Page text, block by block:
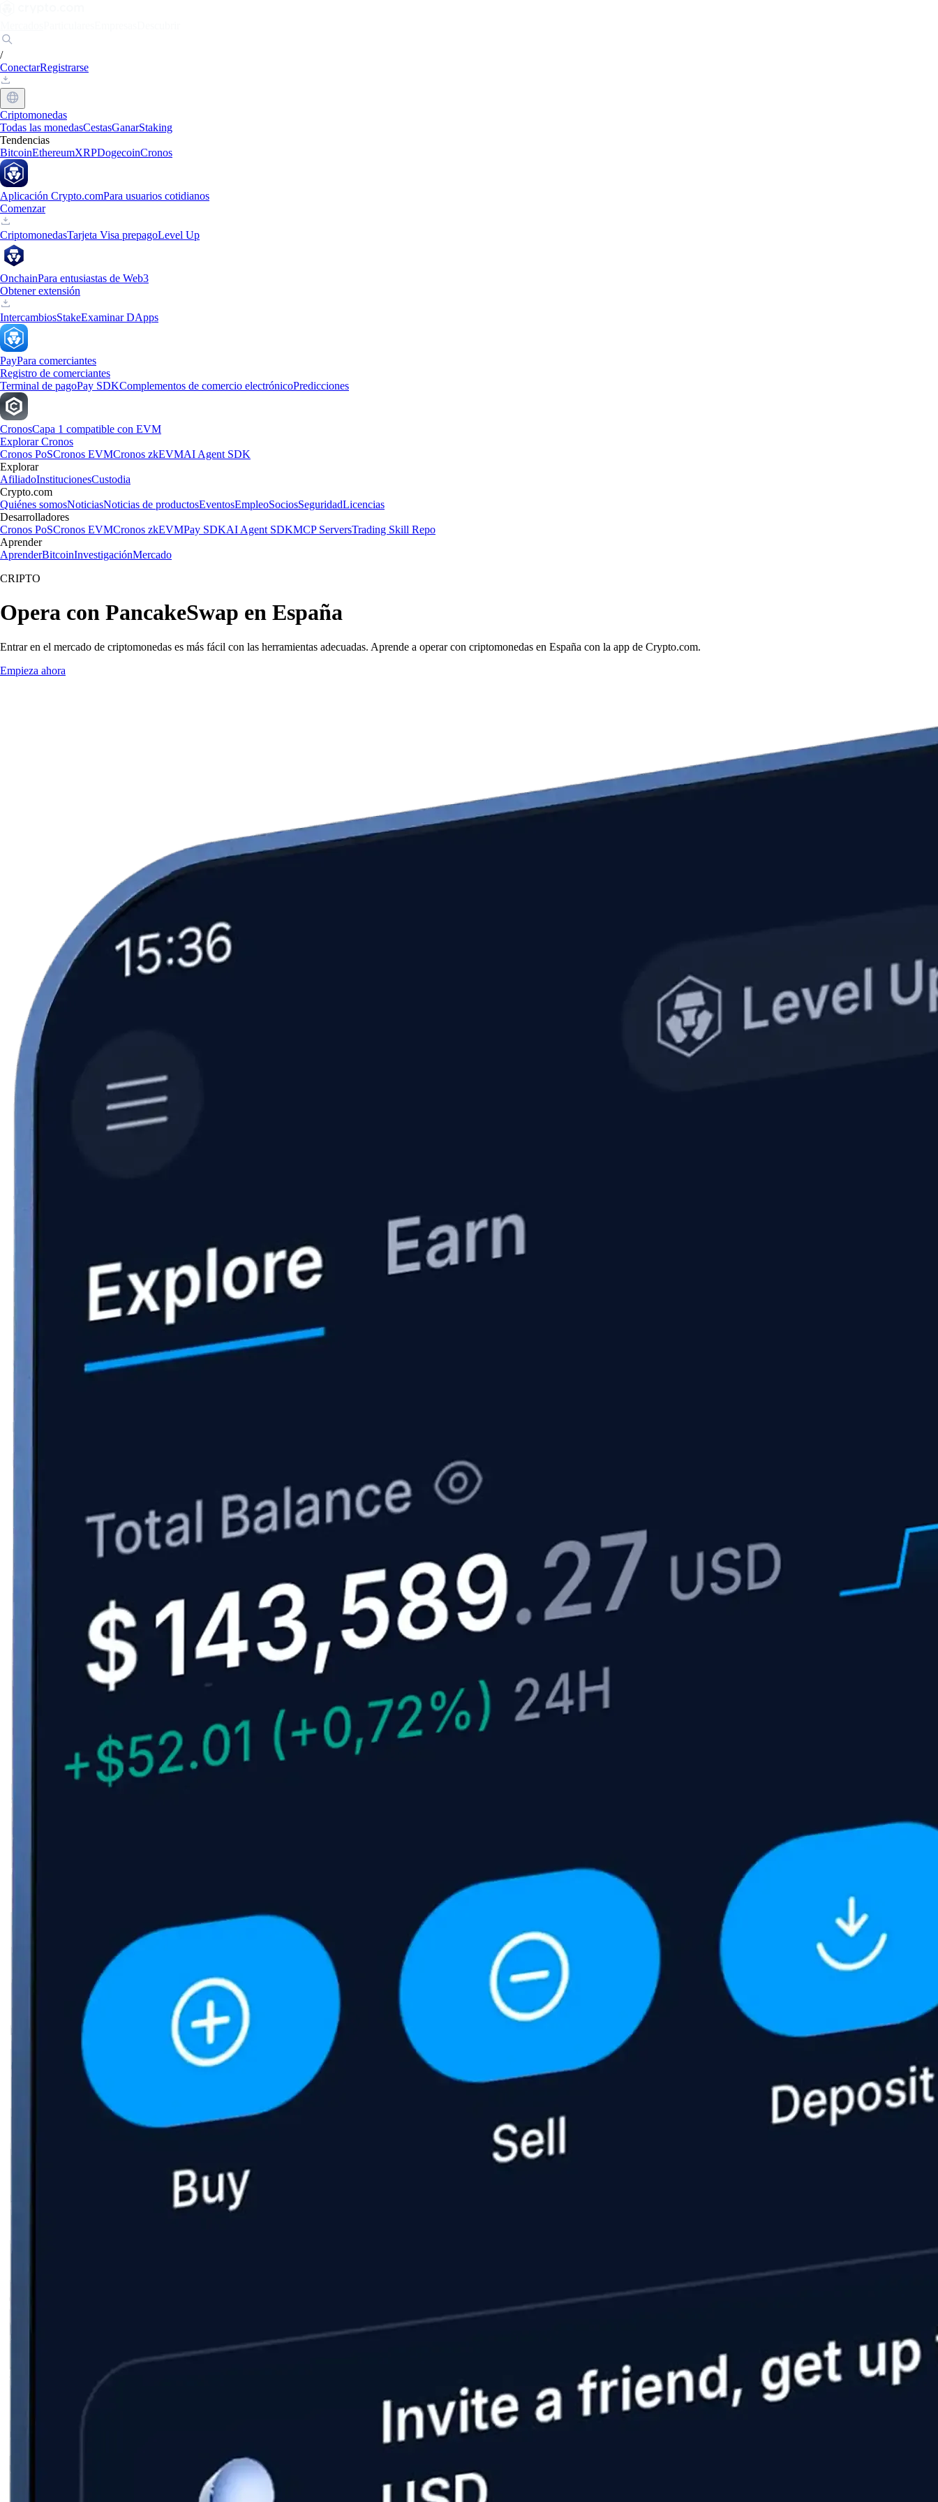
/
ConectarRegistrarse
Criptomonedas
Todas las monedasCestasGanarStaking
Tendencias
BitcoinEthereumXRPDogecoinCronos
Aplicación Crypto.comPara usuarios cotidianos
Comenzar
CriptomonedasTarjeta Visa prepagoLevel Up
OnchainPara entusiastas de Web3
Obtener extensión
IntercambiosStakeExaminar DApps
PayPara comerciantes
Registro de comerciantes
Terminal de pagoPay SDKComplementos de comercio electrónicoPredicciones
CronosCapa 1 compatible con EVM
Explorar Cronos
Cronos PoSCronos EVMCronos zkEVMAI Agent SDK
Explorar
AfiliadoInstitucionesCustodia
Crypto.com
Quiénes somosNoticiasNoticias de productosEventosEmpleoSociosSeguridadLicencias
Desarrolladores
Cronos PoSCronos EVMCronos zkEVMPay SDKAI Agent SDKMCP ServersTrading Skill Repo
Aprender
AprenderBitcoinInvestigaciónMercado
CRIPTO
Opera con PancakeSwap en España
Entrar en el mercado de criptomonedas es más fácil con las herramientas adecuadas. Aprende a operar con criptomonedas en España con la app de Crypto.com.
Empieza ahora